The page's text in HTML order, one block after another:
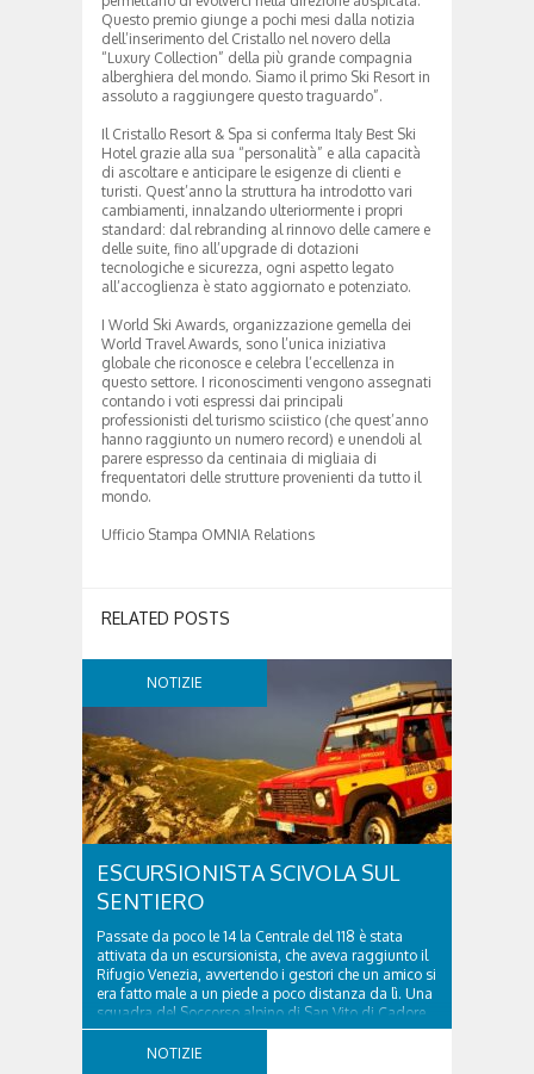
Questo premio giunge a pochi mesi dalla notizia
dell’inserimento del Cristallo nel novero della
“Luxury Collection” della più grande compagnia
alberghiera del mondo. Siamo il primo Ski Resort in
assoluto a raggiungere questo traguardo”.
Il Cristallo Resort & Spa si conferma Italy Best Ski
Hotel grazie alla sua “personalità” e alla capacità
di ascoltare e anticipare le esigenze di clienti e
turisti. Quest’anno la struttura ha introdotto vari
cambiamenti, innalzando ulteriormente i propri
standard: dal rebranding al rinnovo delle camere e
delle suite, fino all’upgrade di dotazioni
tecnologiche e sicurezza, ogni aspetto legato
all’accoglienza è stato aggiornato e potenziato.
I World Ski Awards, organizzazione gemella dei
World Travel Awards, sono l’unica iniziativa
globale che riconosce e celebra l’eccellenza in
questo settore. I riconoscimenti vengono assegnati
contando i voti espressi dai principali
professionisti del turismo sciistico (che quest’anno
hanno raggiunto un numero record) e unendoli al
parere espresso da centinaia di migliaia di
frequentatori delle strutture provenienti da tutto il
mondo.
Ufficio Stampa OMNIA Relations
RELATED POSTS
NOTIZIE
ESCURSIONISTA SCIVOLA SUL
SENTIERO
Passate da poco le 14 la Centrale del 118 è stata
attivata da un escursionista, che aveva raggiunto il
Rifugio Venezia, avvertendo i gestori che un amico si
era fatto male a un piede a poco distanza da lì. Una
squadra del Soccorso alpino di San Vito di Cadore
ha quindi raggiunto l'infortunato...
NOTIZIE